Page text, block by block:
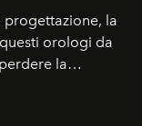
progettazione, la
orologi da
la